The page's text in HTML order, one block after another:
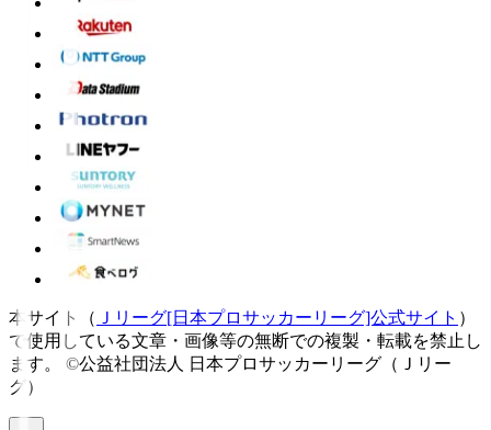
本サイト（ Ｊリーグ[日本プロサッカーリーグ]公式サイト ）
で使用している文章・画像等の無断での複製・転載を禁止し
ます。
©公益社団法人 日本プロサッカーリーグ（Ｊリー
グ）